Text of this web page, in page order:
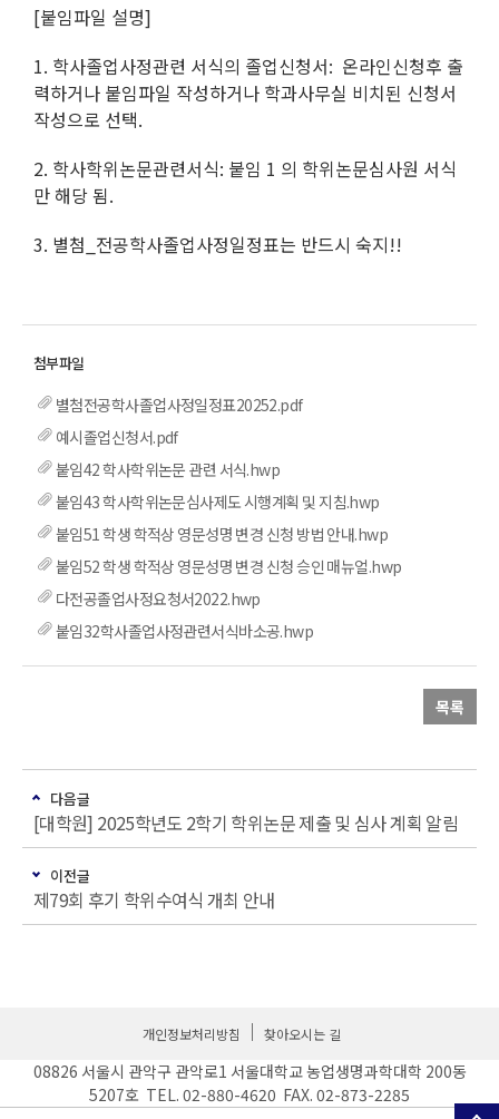
[붙임파일 설명]
1. 학사졸업사정관련 서식의 졸업신청서: 온라인신청후 출
력하거나 붙임파일 작성하거나 학과사무실 비치된 신청서
작성으로 선택.
2. 학사학위논문관련서식: 붙임 1 의 학위논문심사원 서식
만 해당 됨.
3. 별첨_전공학사졸업사정일정표는 반드시 숙지!!
별첨전공학사졸업사정일정표20252.pdf
예시졸업신청서.pdf
붙임42 학사학위논문 관련 서식.hwp
붙임43 학사학위논문심사제도 시행계획 및 지침.hwp
붙임51 학생 학적상 영문성명 변경 신청 방법 안내.hwp
붙임52 학생 학적상 영문성명 변경 신청 승인 매뉴얼.hwp
다전공졸업사정요청서2022.hwp
붙임32학사졸업사정관련서식바소공.hwp
목록
다음글
[대학원] 2025학년도 2학기 학위논문 제출 및 심사 계획 알림
이전글
제79회 후기 학위수여식 개최 안내
개인정보처리방침 찾아오시는 길
08826 서울시 관악구 관악로1 서울대학교 농업생명과학대학 200동
5207호 TEL. 02-880-4620 FAX. 02-873-2285